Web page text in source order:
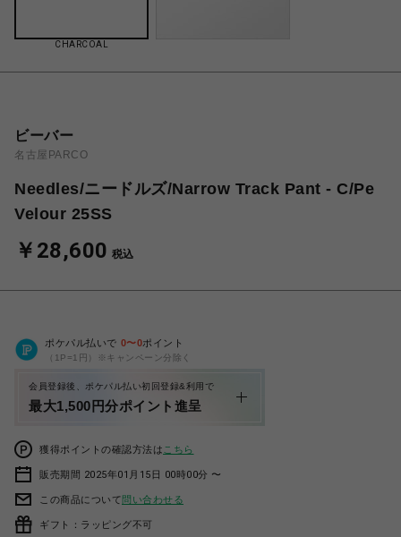
CHARCOAL
ビーバー
名古屋PARCO
Needles/ニードルズ/Narrow Track Pant - C/Pe
Velour 25SS
￥28,600 税込
ポケパル払いで 0〜0ポイント
（1P=1円）※キャンペーン分除く
会員登録後、ポケパル払い初回登録&利用で
最大1,500円分ポイント進呈
獲得ポイントの確認方法は こちら
販売期間 2025年01月15日 00時00分 〜
この商品について問い合わせる
ギフト：ラッピング不可